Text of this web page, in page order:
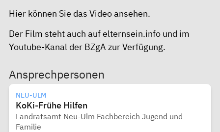
Hier können Sie das Video ansehen.
Der Film steht auch aufelternsein.info und im
Youtube-Kanal der BZgA zur Verfügung.
Ansprechpersonen
NEU-ULM
KoKi-Frühe Hilfen
Landratsamt Neu-Ulm Fachbereich Jugend und
Familie